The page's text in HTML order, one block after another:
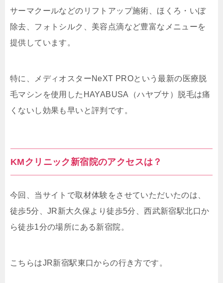
サーマクールなどのリフトアップ施術、ほくろ・いぼ
除去、フォトシルク、美容点滴など豊富なメニューを
提供しています。
特に、メディオスターNeXT PROという最新の医療脱
毛マシンを使用したHAYABUSA（ハヤブサ）脱毛は痛
くないし効果も早いと評判です。
KMクリニック新宿院のアクセスは？
今回、当サイトで取材体験をさせていただいたのは、
徒歩5分、JR新大久保より徒歩5分、西武新宿駅北口か
ら徒歩1分の場所にある新宿院。
こちらはJR新宿駅東口からの行き方です。